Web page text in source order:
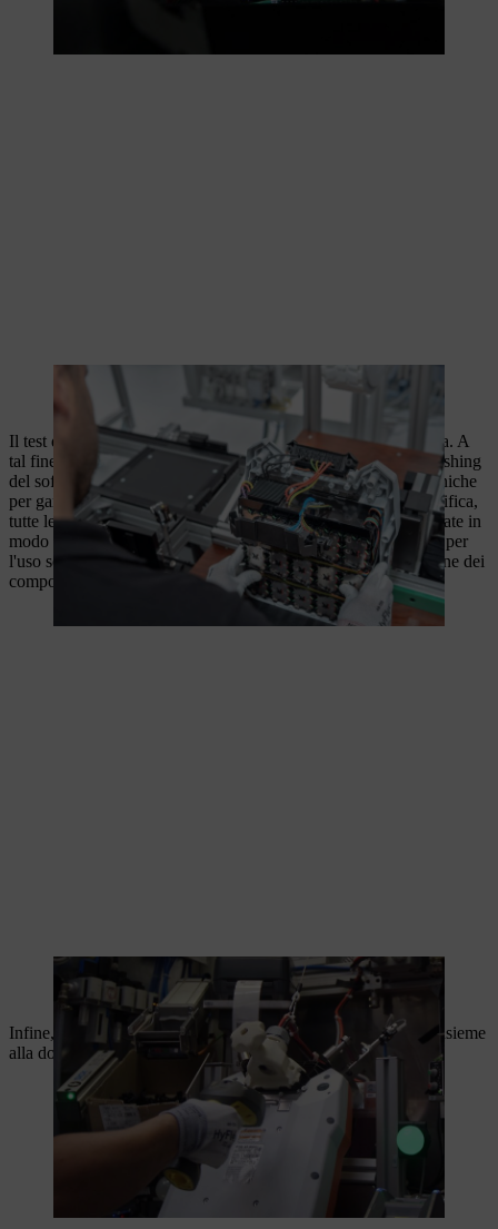
Controllo del processo di incapsulamento nella fase di montaggio
finale.
Il test di fine linea controlla il funzionamento dell'intera batteria. A
tal fine viene controllato l'indicatore LED, viene eseguito il flashing
del software più recente e vengono testate tutte le funzioni tecniche
per garantire la sicurezza durante l'uso sul campo. Dopo la verifica,
tutte le etichette dei componenti vengono scansionate e assegnate in
modo univoco all'esemplare. La batteria riceve l'approvazione per
l'uso solo dopo il superamento del test e l'avvenuta assegnazione dei
componenti.
Durante il test di fine linea vengono verificate tutte le funzioni
tecniche.
Infine, la batteria professionale viene imballata e consegnata insieme
alla documentazione di accompagnamento.